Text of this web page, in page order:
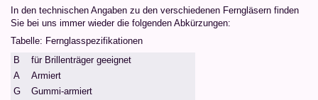
In den technischen Angaben zu den verschiedenen Ferngläsern finden
Sie bei uns immer wieder die folgenden Abkürzungen:
Tabelle: Fernglasspezifikationen
B
für Brillenträger geeignet
A
Armiert
G
Gummi-armiert